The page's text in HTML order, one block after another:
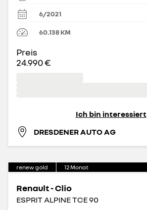
6/2021
60.138KM
Preis
24.990 €
Ich bin interessiert
DRESDENER AUTO AG
renew gold 12Monat
Renault - Clio
ESPRIT ALPINE TCE 90